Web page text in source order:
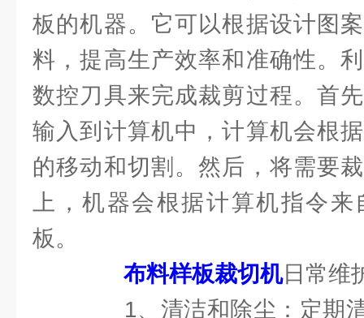
板的机器。它可以根据设计图
料，提高生产效率和准确性。
数控刀具来完成裁剪过程。首
输入到计算机中，计算机会根
的移动和切割。然后，将需要
上，机器会根据计算机指令
板。
布料样板裁切机日常维
1、清洁和除尘：定期清